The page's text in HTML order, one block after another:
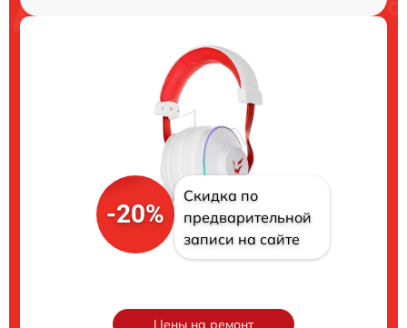
-20%
Скидка по
предварительной
записи на сайте
Цены на ремонт